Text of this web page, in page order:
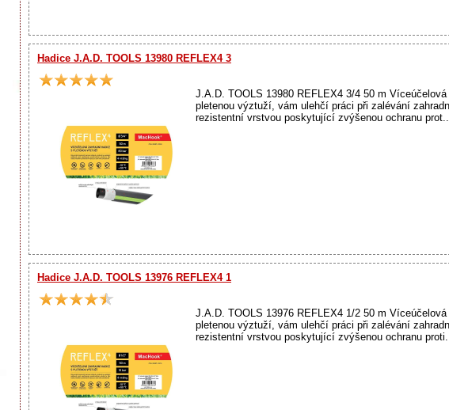
Hadice J.A.D. TOOLS 13980 REFLEX4 3
J.A.D. TOOLS 13980 REFLEX4 3/4 50 m
pletenou výztuží, vám ulehčí práci při zalévání
rezistentní vrstvou poskytující zvýšenou ochranu prot...
Hadice J.A.D. TOOLS 13976 REFLEX4 1
J.A.D. TOOLS 13976 REFLEX4 1/2 50 m
pletenou výztuží, vám ulehčí práci při zalévání
rezistentní vrstvou poskytující zvýšenou ochranu proti...